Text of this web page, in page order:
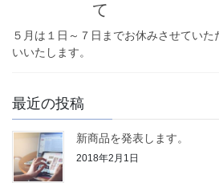
て
５月は１日～７日までお休みさせてい
いいたします。
最近の投稿
新商品を発表します。
2018年2月1日